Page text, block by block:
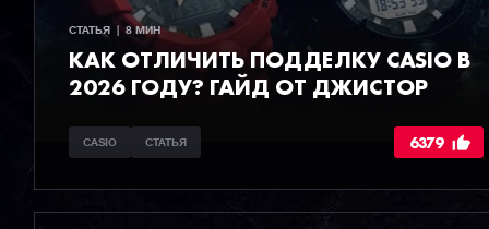
СТАТЬЯ  |  8 МИН
КАК ОТЛИЧИТЬ ПОДДЕЛКУ CASIO В
2026 ГОДУ? ГАЙД ОТ ДЖИСТОР
CASIO СТАТЬЯ 6379